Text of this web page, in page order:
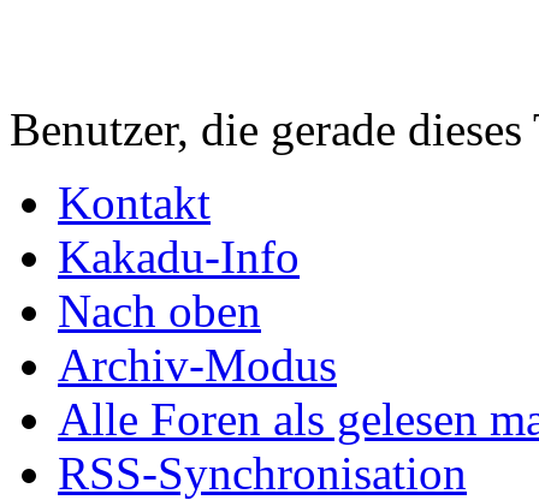
Benutzer, die gerade
Kontakt
Kakadu-Info
Nach oben
Archiv-Modus
Alle Foren als gelesen
RSS-Synchronisation